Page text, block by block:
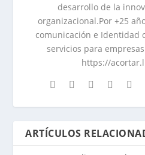
desarrollo de la
organizacional.Por +25
comunicación e Identidad
servicios para
https://
ARTÍCULOS